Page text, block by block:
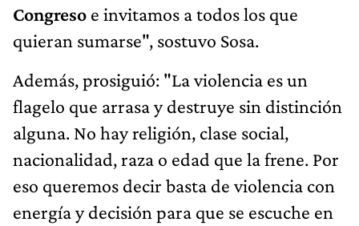
Congreso e invitamos a todos los que
quieran sumarse", sostuvo Sosa.
Además, prosiguió: "La violencia es un
flagelo que arrasa y destruye sin distinción
alguna. No hay religión, clase social,
nacionalidad, raza o edad que la frene. Por
eso queremos decir basta de violencia con
energía y decisión para que se escuche en